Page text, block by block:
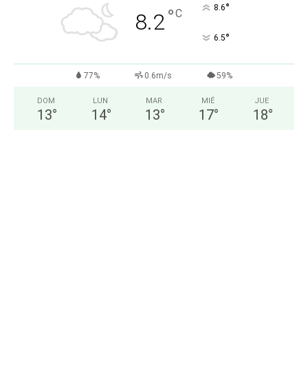
8.2°C 8.6°
6.5°
77% 0.6m/s 59%
DOM
13°
LUN
14°
MAR
13°
MIÉ
17°
JUE
18°